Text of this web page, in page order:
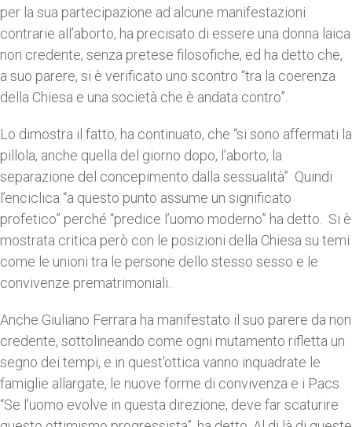
per la sua partecipazione ad alcune manifestazioni
contrarie all’aborto, ha precisato di essere una donna laica
non credente, senza pretese filosofiche, ed ha detto che,
a suo parere, si è verificato uno scontro “tra la coerenza
della Chiesa e una società che è andata contro”.
Lo dimostra il fatto, ha continuato, che “si sono affermati la
pillola, anche quella del giorno dopo, l’aborto, la
separazione del concepimento dalla sessualità” Quindi
l’enciclica “a questo punto assume un significato
profetico” perché “predice l’uomo moderno” ha detto. Si è
mostrata critica però con le posizioni della Chiesa su temi
come le unioni tra le persone dello stesso sesso e le
convivenze prematrimoniali.
Anche Giuliano Ferrara ha manifestato il suo parere da non
credente, sottolineando come ogni mutamento rifletta un
segno dei tempi, e in quest'ottica vanno inquadrate le
famiglie allargate, le nuove forme di convivenza e i Pacs.
“Se l’uomo evolve in questa direzione, deve far scaturire